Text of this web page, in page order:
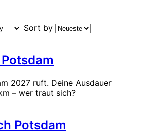
Sort by
2027 ruft. Deine Ausdauer
– wer traut sich?
Potsdam